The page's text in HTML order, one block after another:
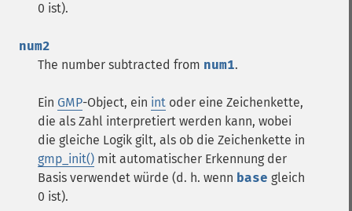
0 ist).
num2
The number subtracted from num1.
Ein GMP-Object, ein int oder eine Zeichenkette,
die als Zahl interpretiert werden kann, wobei
die gleiche Logik gilt, als ob die Zeichenkette in
gmp_init() mit automatischer Erkennung der
Basis verwendet würde (d. h. wenn base gleich
0 ist).